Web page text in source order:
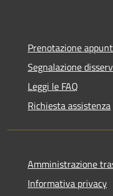
Prenotazione
Segnalazione
Leggi le FAQ
Richiesta assistenza
Amministrazione
Informativa privacy